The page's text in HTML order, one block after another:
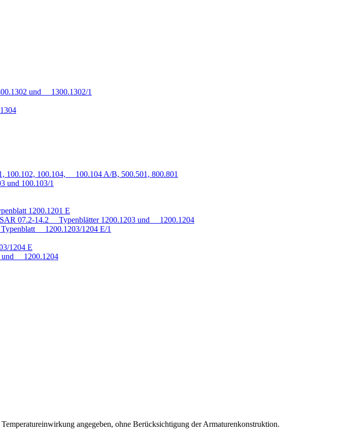
und 1300.1302/1
100.104, 100.104 A/B, 500.501, 800.801
und 100.103/1
1200.1201 E
07.2-14.2 Typenblätter 1200.1203 und 1200.1204
1200.1203/1204 E/1
1204 E
und 1200.1204
angegeben, ohne Berücksichtigung der Armaturenkonstruktion.